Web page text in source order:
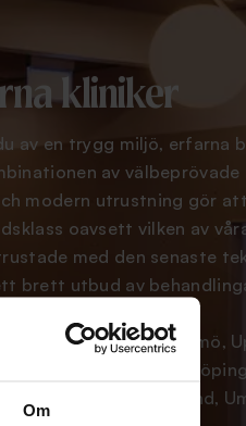
Om
kliniker
av en trygg miljö, erfarna
av välbeprövade
modern utrustning gör
oavsett vilken av
med den senaste
brett utbud av
Göteborg, Malmö,
Linköping,
Falun, Borås, Östersund,